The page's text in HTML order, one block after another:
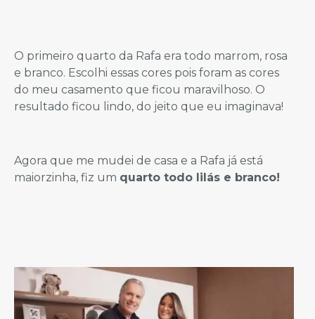
O primeiro quarto da Rafa era todo marrom, rosa
e branco. Escolhi essas cores pois foram as cores
do meu casamento que ficou maravilhoso. O
resultado ficou lindo, do jeito que eu imaginava!
Agora que me mudei de casa e a Rafa já está
maiorzinha, fiz um quarto todo lilás e branco!